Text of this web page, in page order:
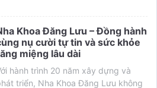
Khoa Đăng Lưu – Đồng hành
nụ cười tự tin và sức khỏe
miệng lâu dài
hành trình 20 năm xây dựng và
triển, Nha Khoa Đăng Lưu không